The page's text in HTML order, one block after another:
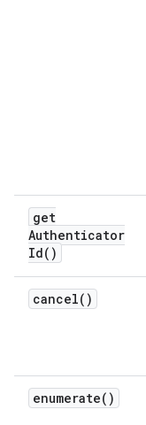
get
Authenticator
Id( )
cancel( )
enumerate( )